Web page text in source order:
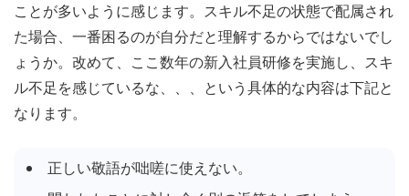
ことが多いように感じます。スキル不足の状態で配属され
た場合、一番困るのが自分だと理解するからではないでし
ょうか。改めて、ここ数年の新入社員研修を実施し、スキ
ル不足を感じているな、、、という具体的な内容は下記と
なります。
正しい敬語が咄嗟に使えない。